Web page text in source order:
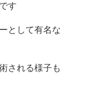
す
として有名な
される様子も